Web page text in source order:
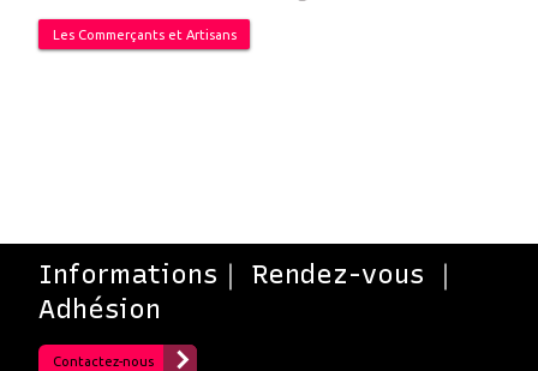
Les Commerçants et Artisans
Informations｜ Rendez-vous ｜
Adhésion
Contactez-nous